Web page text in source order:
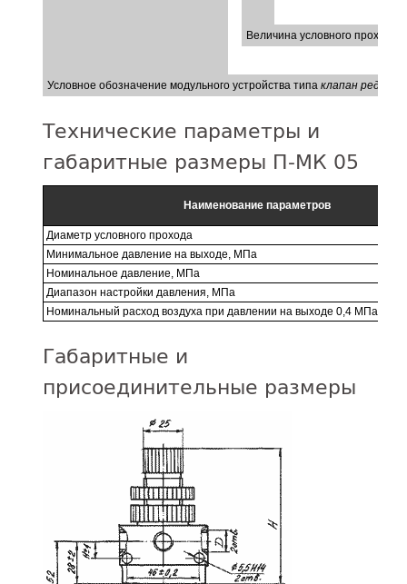
Величина условного прохода
Условное обозначение модульного устройства типаклапан
Технические параметры и
габаритные размеры П-МК 05
Наименование параметров
Диаметр условного прохода
Минимальное давление на выходе, МПа
Номинальное давление, МПа
Диапазон настройки давления, МПа
Номинальный расход воздуха при давлении на выходе 0,4 МПа не
Габаритные и
присоединительные размеры